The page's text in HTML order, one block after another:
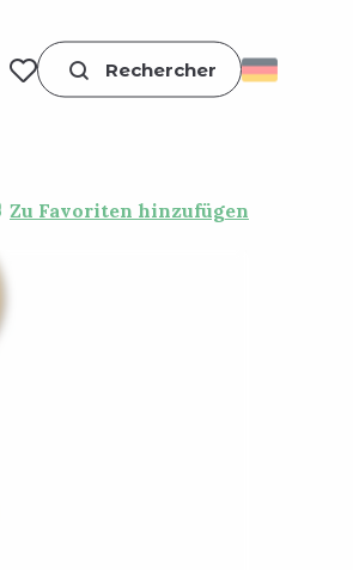
Voir les favoris
Suche
aux favoris
Zu Favoriten hinzufügen